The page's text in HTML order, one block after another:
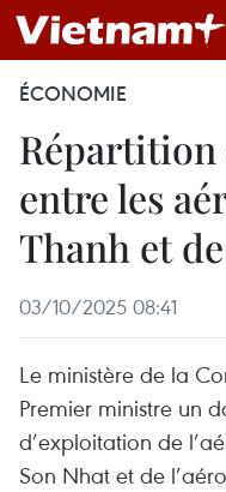
ÉCONOMIE
Répartition
entre les
Thanh et
03/10/2025 08:41
Le ministère de la
Premier ministre un
d’exploitation de
Son Nhat et de